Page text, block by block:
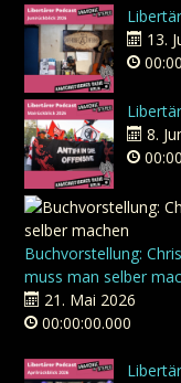
13.
8.
Buchvorstellung:
muss man selber
21. Mai 2026
00:00:00.000